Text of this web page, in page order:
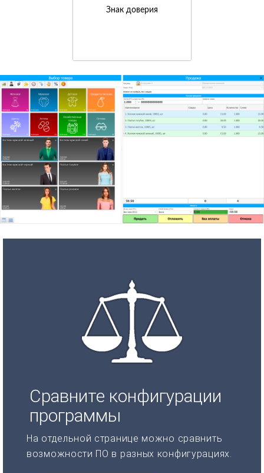
Знак доверия
Сравните конфигурации
программы
На отдельной странице можно сравнить
возможности ПО в разных конфигурациях.